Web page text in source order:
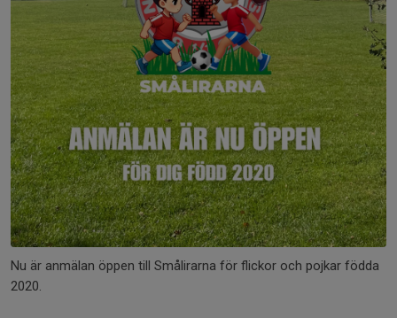
Nu är anmälan öppen till Smålirarna för flickor och pojkar födda
2020.